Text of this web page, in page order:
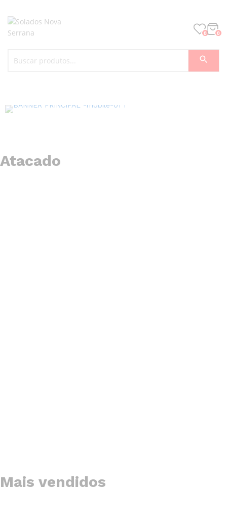
0 0
Atacado
Mais vendidos